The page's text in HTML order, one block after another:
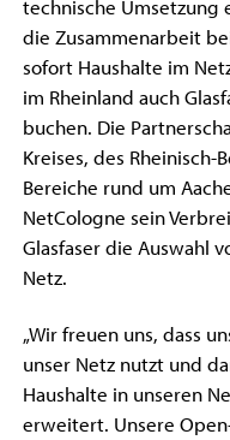
technische Umsetzung
die Zusammenarbeit
sofort Haushalte im
im Rheinland auch
buchen. Die
Kreises, des
Bereiche rund um
NetCologne sein
Glasfaser die Auswahl
Netz.
„Wir freuen uns, dass
unser Netz nutzt und
Haushalte in unseren
erweitert. Unsere